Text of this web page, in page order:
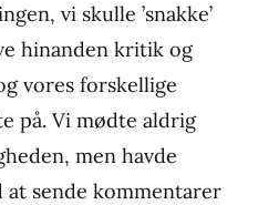
vi skulle ’snakke’
hinanden kritik og
vores forskellige
på. Vi mødte aldrig
men havde
at sende kommentarer